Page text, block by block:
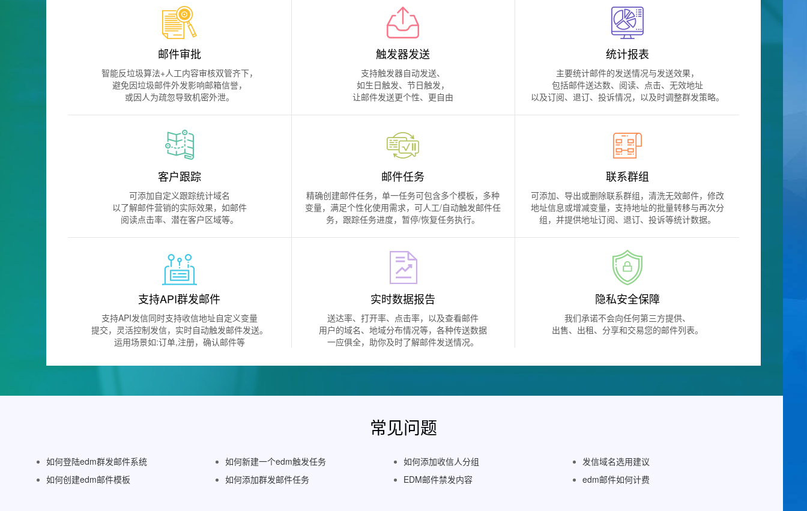
邮件审批
智能反垃圾算法+人工内容审核双管齐下，
避免因垃圾邮件外发影响邮箱信誉，
或因人为疏忽导致机密外泄。
触发器发送
支持触发器自动发送、
如生日触发、节日触发，
让邮件发送更个性、更自由
统计报表
主要统计邮件的发送情况与发送效果，
包括邮件送达数、阅读、点击、无效地址
以及订阅、退订、投诉情况，以及时调整群发策略。
客户跟踪
可添加自定义跟踪统计域名
以了解邮件营销的实际效果，如邮件
阅读点击率、潜在客户区域等。
邮件任务
精确创建邮件任务，单一任务可包含多个模板，多种
变量，满足个性化使用需求，可人工/自动触发邮件任
务，跟踪任务进度，暂停/恢复任务执行。
联系群组
可添加、导出或删除联系群组，清洗无效邮件，修改
地址信息或增减变量，支持地址的批量转移与再次分
组，并提供地址订阅、退订、投诉等统计数据。
支持API群发邮件
支持API发信同时支持收信地址自定义变量
提交，灵活控制发信，实时自动触发邮件发送。
运用场景如:订单,注册，确认邮件等
实时数据报告
送达率、打开率、点击率，以及查看邮件
用户的域名、地域分布情况等，各种传送数据
一应俱全，助你及时了解邮件发送情况。
隐私安全保障
我们承诺不会向任何第三方提供、
出售、出租、分享和交易您的邮件列表。
常见问题
如何登陆edm群发邮件系统 如何新建一个edm触发任务 如何添加收信人分组
发信域名选用建议
如何创建edm邮件模板
如何添加群发邮件任务 EDM邮件禁发内容 edm邮件如何计费